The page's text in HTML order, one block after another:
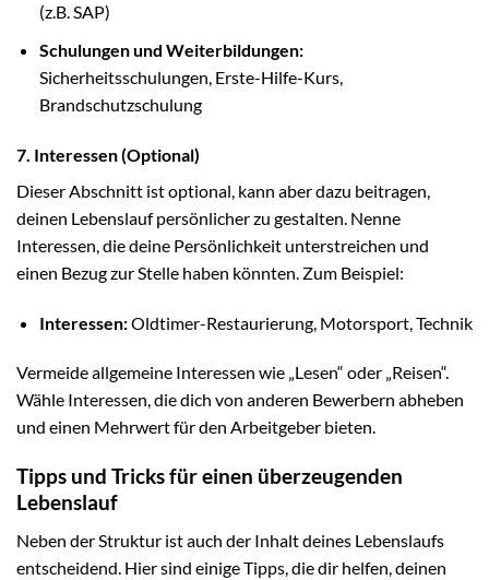
(z.B. SAP)
Schulungen und Weiterbildungen:
Sicherheitsschulungen, Erste-Hilfe-Kurs,
Brandschutzschulung
7. Interessen (Optional)
Dieser Abschnitt ist optional, kann aber dazu beitragen,
deinen Lebenslauf persönlicher zu gestalten. Nenne
Interessen, die deine Persönlichkeit unterstreichen und
einen Bezug zur Stelle haben könnten. Zum Beispiel:
Interessen:Oldtimer-Restaurierung, Motorsport, Technik
Vermeide allgemeine Interessen wie „Lesen“ oder „Reisen“.
Wähle Interessen, die dich von anderen Bewerbern abheben
und einen Mehrwert für den Arbeitgeber bieten.
Tipps und Tricks für einen überzeugenden
Lebenslauf
Neben der Struktur ist auch der Inhalt deines Lebenslaufs
entscheidend. Hier sind einige Tipps, die dir helfen, deinen